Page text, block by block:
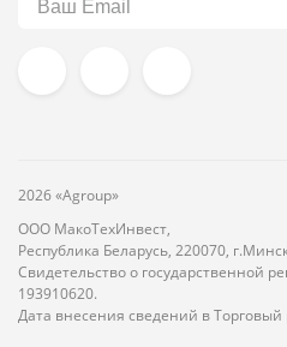
2026 «Agroup»
ООО МакоТехИнвест,
Республика Беларусь, 220070,
Свидетельство о государственной
193910620.
Дата внесения сведений в